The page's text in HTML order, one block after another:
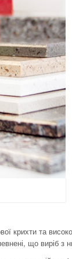
крихти та
що виріб з